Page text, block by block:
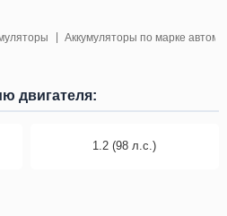
Аккумуляторы по марке
двигателя:
1.2 (98 л.с.)